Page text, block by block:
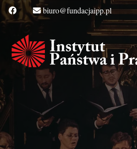
biuro@fundacjaipp.pl